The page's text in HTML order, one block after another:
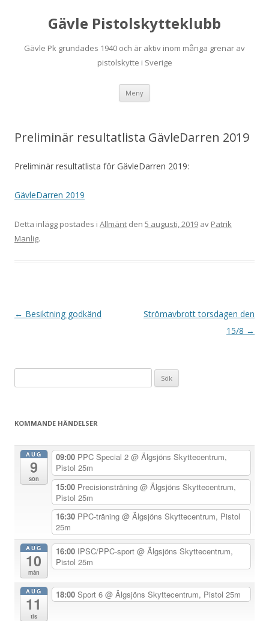
Gävle Pistolskytteklubb
Gävle Pk grundades 1940 och är aktiv inom många grenar av
pistolskytte i Sverige
Meny
Preliminär resultatlista GävleDarren 2019
Preliminär resultatlista för GävleDarren 2019:
GävleDarren 2019
Detta inlägg postades i Allmänt den 5 augusti, 2019 av Patrik
Manlig.
I
a
g
← Besiktning godkänd
Strömavbrott torsdagen den
15/8 →
efter:
KOMMANDE HÄNDELSER
AUG
9
sön
09:00 PPC Special 2 @ Älgsjöns Skyttecentrum,
Pistol 25m
15:00 Precisionsträning @ Älgsjöns Skyttecentrum,
Pistol 25m
16:30 PPC-träning @ Älgsjöns Skyttecentrum, Pistol
25m
AUG
10
mån
16:00 IPSC/PPC-sport @ Älgsjöns Skyttecentrum,
Pistol 25m
AUG
11
tis
18:00 Sport 6 @ Älgsjöns Skyttecentrum, Pistol 25m